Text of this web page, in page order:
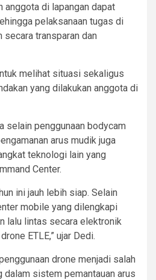
anggota di lapangan dapat
pelaksanaan tugas di
secara transparan dan
melihat situasi sekaligus
yang dilakukan anggota di
selain penggunaan bodycam
arus mudik juga
teknologi lain yang
Center.
ini jauh lebih siap. Selain
mobile yang dilengkapi
lalu lintas secara elektronik
ETLE,” ujar Dedi.
drone menjadi salah
dalam sistem pemantauan arus